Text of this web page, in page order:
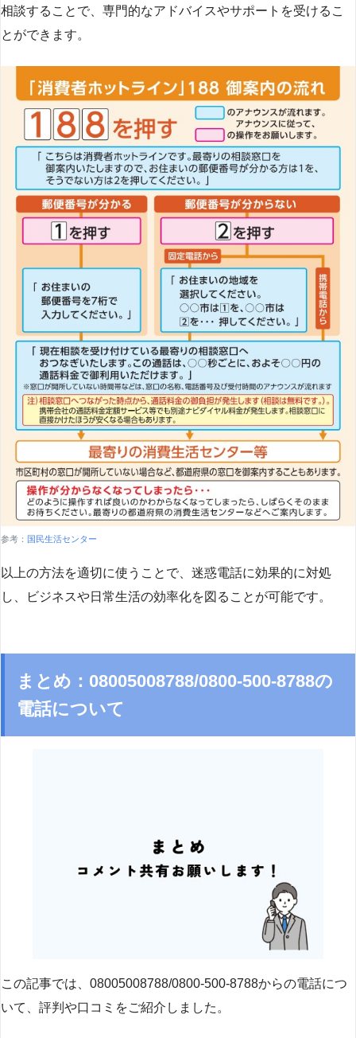
相談することで、専門的なアドバイスやサポートを受けるこ
とができます​​。
参考： 国民生活センター
以上の方法を適切に使うことで、迷惑電話に効果的に対処
し、ビジネスや日常生活の効率化を図ることが可能です。
まとめ：08005008788/0800-500-8788の
電話について
この記事では、08005008788/0800-500-8788からの電話につ
いて、評判や口コミをご紹介しました。